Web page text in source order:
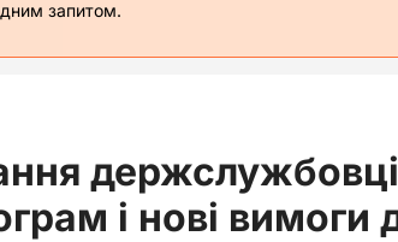
запитом.
і нові вимоги